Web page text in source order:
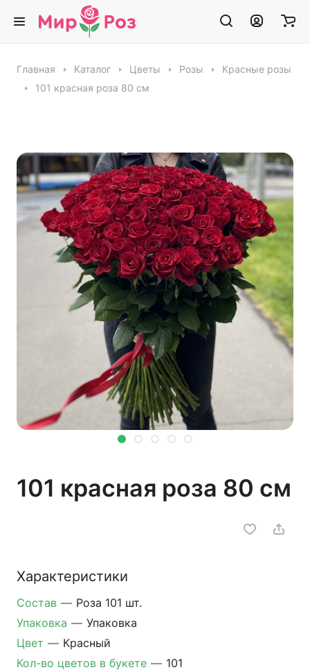
Главная Каталог Цветы Розы
Красные розы
101 красная роза 80 см
101 красная роза 80 см
Характеристики
Состав — Роза 101 шт.
Упаковка — Упаковка
Цвет — Красный
Кол-во цветов в букете — 101